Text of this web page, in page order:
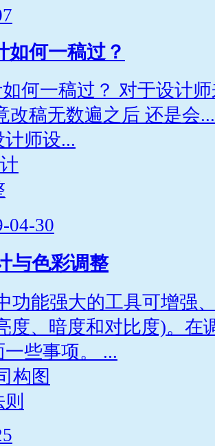
如何一稿过？
何一稿过？ 对于设计
改稿无数遍之后 还是会
师设...
04-30
与色彩调整
功能强大的工具可增强
度、暗度和对比度)。在
些事项。 ...